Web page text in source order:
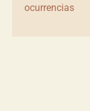
ocurrencias